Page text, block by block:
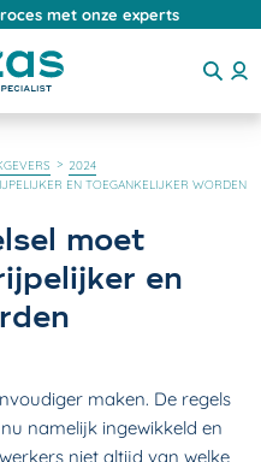
deskundig advies
2024
EN TOEGANKELIJKER WORDEN
moet
en
maken. De regels
namelijk ingewikkeld en
niet altijd van welke